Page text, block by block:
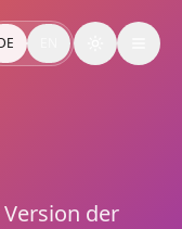
Marke –
for Your Brand
Toggle
der